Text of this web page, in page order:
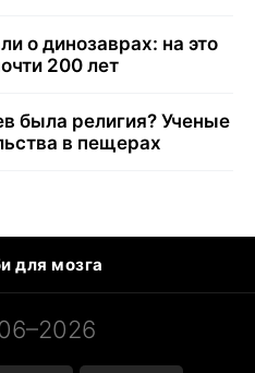
о динозаврах: на это
200 лет
была религия? Ученые
в пещерах
для мозга
океанариуме